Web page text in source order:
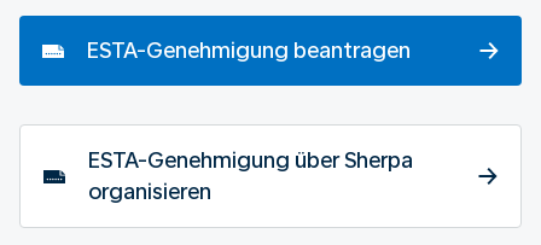
ESTA-Genehmigung beantragen
ESTA-Genehmigung über Sherpa
organisieren